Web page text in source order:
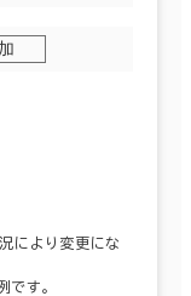
により変更にな
です。